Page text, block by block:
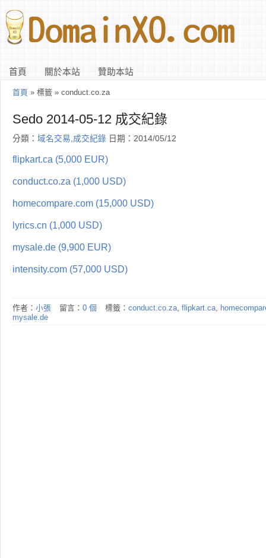
首頁 關於本站 贊助本站
首頁 » 標籤 » conduct.co.za
Sedo 2014-05-12 成交紀錄
分類： 域名交易,成交紀錄 日期：2014/05/12
flipkart.ca (5,000 EUR)
conduct.co.za (1,000 USD)
homecompare.com (15,000 USD)
lyrics.cn (1,000 USD)
mysale.de (9,900 EUR)
intensity.com (57,000 USD)
作者： 小張 留言： 0 個 標籤： conduct.co.za, flipkart.ca,
mysale.de